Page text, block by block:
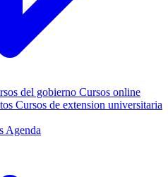
del gobierno Cursos online
Cursos de extension universitaria
Agenda